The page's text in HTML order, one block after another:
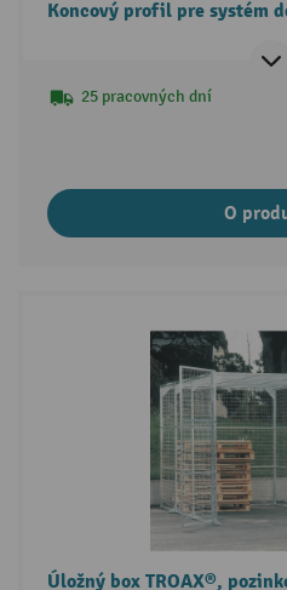
Koncový profil pre systém
25 pracovných dní
O
Úložný box TROAX®,